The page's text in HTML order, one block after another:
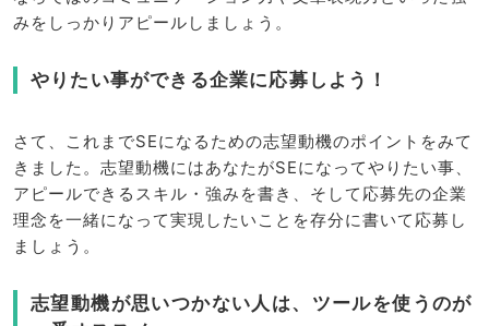
みをしっかりアピールしましょう。
やりたい事ができる企業に応募しよう！
さて、これまでSEになるための志望動機のポイントをみて
きました。志望動機にはあなたがSEになってやりたい事、
アピールできるスキル・強みを書き、そして応募先の企業
理念を一緒になって実現したいことを存分に書いて応募し
ましょう。
志望動機が思いつかない人は、ツールを使うのが